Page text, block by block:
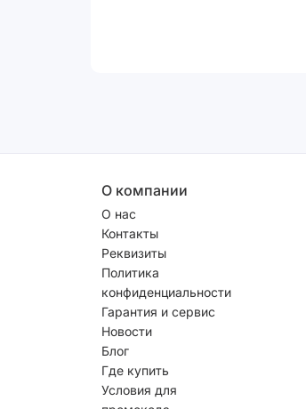
О компании
О нас
Контакты
Реквизиты
Политика
конфиденциальности
Гарантия и сервис
Новости
Блог
Где купить
Условия для